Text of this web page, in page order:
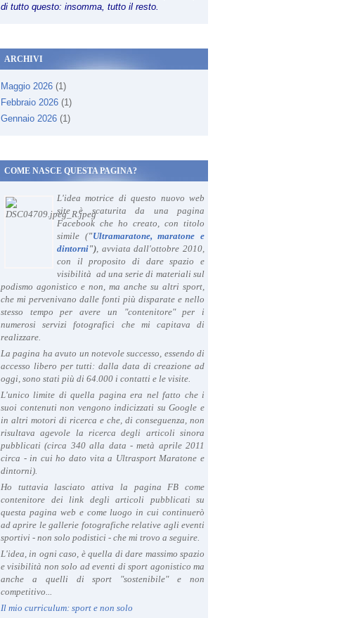
di tutto questo: insomma, tutto il resto.
ARCHIVI
Maggio 2026 (1)
Febbraio 2026 (1)
Gennaio 2026 (1)
COME NASCE QUESTA PAGINA?
L'idea motrice di questo nuovo web
site è scaturita da una pagina
Facebook che ho creato, con titolo
simile ("Ultramaratone, maratone e
dintorni"), avviata dall'ottobre 2010,
con il proposito di dare spazio e
visibilità ad una serie di materiali sul
podismo agonistico e non, ma anche su altri sport,
che mi pervenivano dalle fonti più disparate e nello
stesso tempo per avere un "contenitore" per i
numerosi servizi fotografici che mi capitava di
realizzare.
La pagina ha avuto un notevole successo, essendo di
accesso libero per tutti: dalla data di creazione ad
oggi, sono stati più di 64.000 i contatti e le visite.
L'unico limite di quella pagina era nel fatto che i
suoi contenuti non vengono indicizzati su Google e
in altri motori di ricerca e che, di conseguenza, non
risultava agevole la ricerca degli articoli sinora
pubblicati (circa 340 alla data - metà aprile 2011
circa - in cui ho dato vita a Ultrasport Maratone e
dintorni).
Ho tuttavia lasciato attiva la pagina FB come
contenitore dei link degli articoli pubblicati su
questa pagina web e come luogo in cui continuerò
ad aprire le gallerie fotografiche relative agli eventi
sportivi - non solo podistici - che mi trovo a seguire.
L'idea, in ogni caso, è quella di dare massimo spazio
e visibilità non solo ad eventi di sport agonistico ma
anche a quelli di sport "sostenibile" e non
competitivo...
Il mio curriculum: sport e non solo